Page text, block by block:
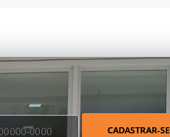
CADASTRAR-SE